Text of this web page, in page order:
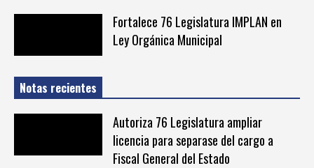
Fortalece 76 Legislatura IMPLAN en
Ley Orgánica Municipal
Notas recientes
Autoriza 76 Legislatura ampliar
licencia para separase del cargo a
Fiscal General del Estado